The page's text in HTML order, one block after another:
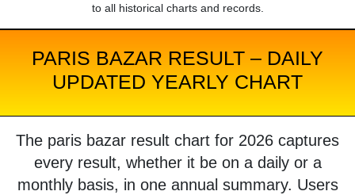
to all historical charts and records.
PARIS BAZAR RESULT – DAILY
UPDATED YEARLY CHART
The paris bazar result chart for 2026 captures
every result, whether it be on a daily or a
monthly basis, in one annual summary. Users